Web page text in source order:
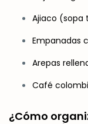
Ajiaco (sopa
Empanadas
Arepas
Café
¿Cómo